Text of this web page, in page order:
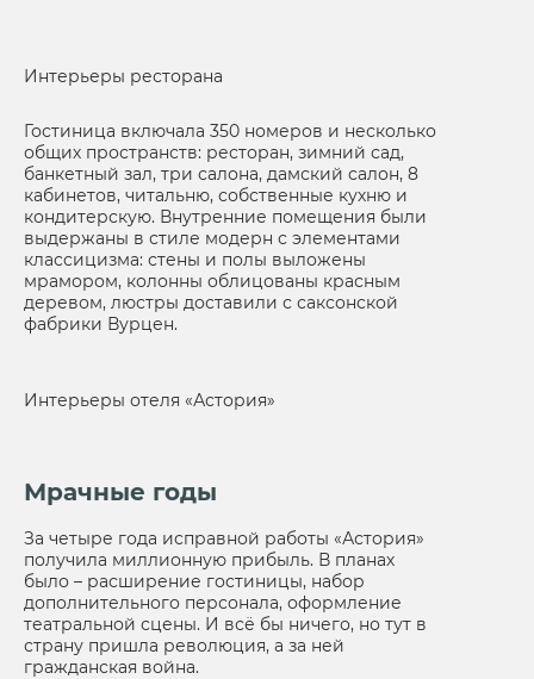
Интерьеры ресторана
Гостиница включала 350 номеров и несколько
общих пространств: ресторан, зимний сад,
банкетный зал, три салона, дамский салон, 8
кабинетов, читальню, собственные кухню и
кондитерскую. Внутренние помещения были
выдержаны в стиле модерн с элементами
классицизма: стены и полы выложены
мрамором, колонны облицованы красным
деревом, люстры доставили с саксонской
фабрики Вурцен.
Интерьеры отеля «Астория»
Мрачные годы
За четыре года исправной работы «Астория»
получила миллионную прибыль. В планах
было – расширение гостиницы, набор
дополнительного персонала, оформление
театральной сцены. И всё бы ничего, но тут в
страну пришла революция, а за ней
гражданская война.